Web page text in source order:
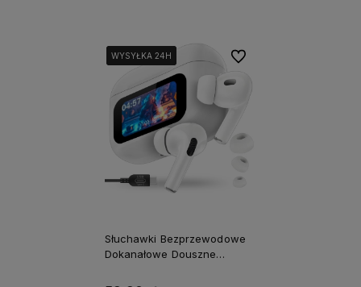
WYSYŁKA 24H
WYSYŁKA 24H
WYSYŁKA 24H
Słuchawki Bezprzewodowe
Dokanałowe Douszne
Do ulubionych